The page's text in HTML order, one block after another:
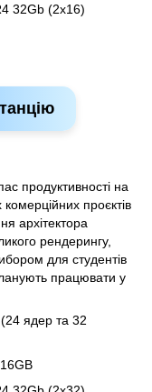
32Gb (2x16)
продуктивності на
проєктів
архітектора
рендерингу,
для студентів
працювати у
ядер та 32